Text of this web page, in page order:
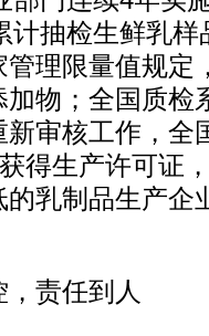
计抽检生鲜乳
理限量值规定
物；全国质检
审核工作，全
得生产许可证
乳制品生产企
责任到人